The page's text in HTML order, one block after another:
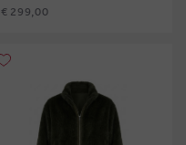
€ 299,00